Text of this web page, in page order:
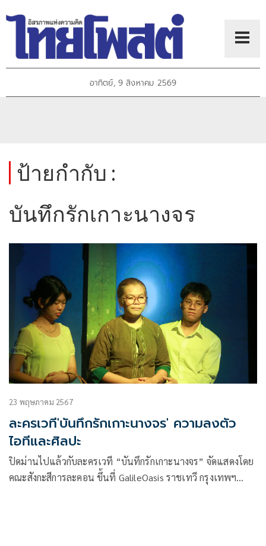
อาทิตย์, 9 สิงหาคม 2569
ป้ายกำกับ :
บันทึกรักเกาะนางจร
23 พฤษภาคม 2567
ละครเวที'บันทึกรักเกาะนางจร' ความลงตัว
ไอทีและศิลปะ
ปิดม่านไปแล้วกับละครเวที “บันทึกรักเกาะนางจร” จัดแสดงโดย
คณะสังกะสีการละคอน ขึ้นที่ GalileOasis ราชเทวี กรุงเทพฯ